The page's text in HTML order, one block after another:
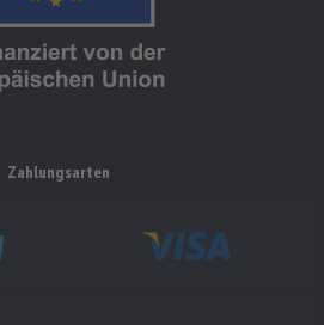
Zahlungsarten